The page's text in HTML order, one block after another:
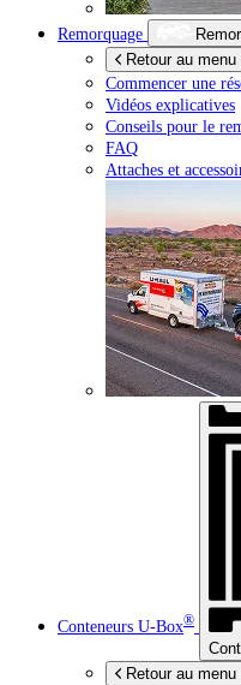
Remorquage
Retour au menu
Commencer une
Vidéos explicatives
Conseils pour le
FAQ
Attaches et
Conteneurs U-Box®
Retour au menu